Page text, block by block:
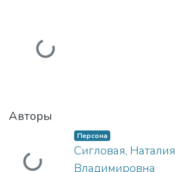
Загружается...
Авторы
Загружается...Персона
Сигловая, Наталия
Владимировна